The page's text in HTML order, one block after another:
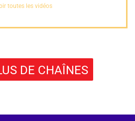
toutes les vidéos
DE CHAÎNES